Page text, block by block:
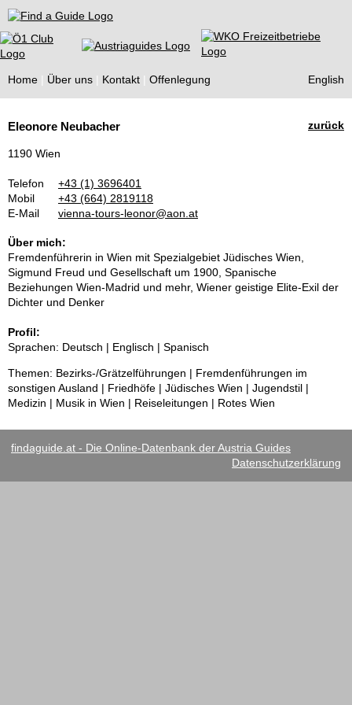
Find a Guide
Home Über uns Kontakt Offenlegung English
Guides
zurück
Eleonore Neubacher
1190 Wien
Telefon
+43 (1) 3696401
Mobil
+43 (664) 2819118
E-Mail
vienna-tours-leonor@aon.at
Über mich:
Fremdenführerin in Wien mit Spezialgebiet Jüdisches Wien,
Sigmund Freud und Gesellschaft um 1900, Spanische
Beziehungen Wien-Madrid und mehr, Wiener geistige Elite-Exil der
Dichter und Denker
Profil:
Sprachen: Deutsch | Englisch | Spanisch
Themen: Bezirks-/Grätzelführungen | Fremdenführungen im
sonstigen Ausland | Friedhöfe | Jüdisches Wien | Jugendstil |
Medizin | Musik in Wien | Reiseleitungen | Rotes Wien
findaguide.at - Die Online-Datenbank der Austria Guides
Datenschutzerklärung